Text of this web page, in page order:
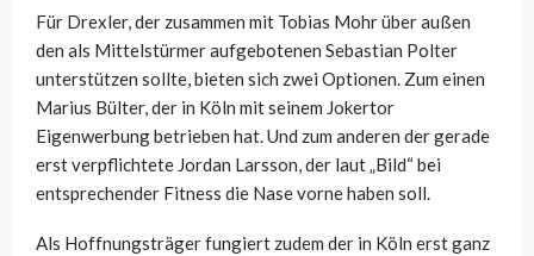
Für Drexler, der zusammen mit Tobias Mohr über außen
den als Mittelstürmer aufgebotenen Sebastian Polter
unterstützen sollte, bieten sich zwei Optionen. Zum einen
Marius Bülter, der in Köln mit seinem Jokertor
Eigenwerbung betrieben hat. Und zum anderen der gerade
erst verpflichtete Jordan Larsson, der laut „Bild“ bei
entsprechender Fitness die Nase vorne haben soll.
Als Hoffnungsträger fungiert zudem der in Köln erst ganz